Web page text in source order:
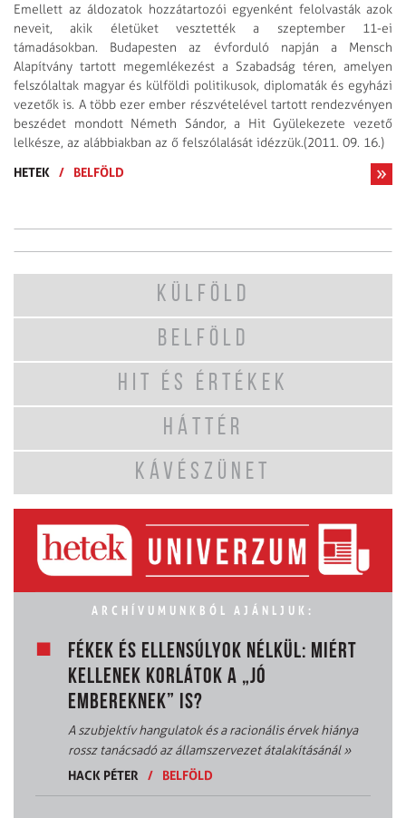
Emellett az áldozatok hozzátartozói egyenként felolvasták azok
neveit, akik életüket vesztették a szeptember 11-ei
támadásokban. Budapesten az évforduló napján a Mensch
Alapítvány tartott megemlékezést a Szabadság téren, amelyen
felszólaltak magyar és külföldi politikusok, diplomaták és egyházi
vezetők is. A több ezer ember részvételével tartott rendezvényen
beszédet mondott Németh Sándor, a Hit Gyülekezete vezető
lelkésze, az alábbiakban az ő felszólalását idézzük.(2011. 09. 16.)
HETEK
/ BELFÖLD
KÜLFÖLD
BELFÖLD
HIT ÉS ÉRTÉKEK
HÁTTÉR
KÁVÉSZÜNET
ARCHÍVUMUNKBÓL AJÁNLJUK:
FÉKEK ÉS ELLENSÚLYOK NÉLKÜL: MIÉRT
KELLENEK KORLÁTOK A „JÓ
EMBEREKNEK” IS?
A szubjektív hangulatok és a racionális érvek hiánya
rossz tanácsadó az államszervezet átalakításánál»
HACK PÉTER
/ BELFÖLD